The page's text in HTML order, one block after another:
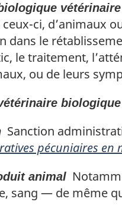
vétérinaire
ci, d’animaux
dans le
le traitement,
ou de leurs
biologique
Sanction
pécuniaires en
animal
sang — de même